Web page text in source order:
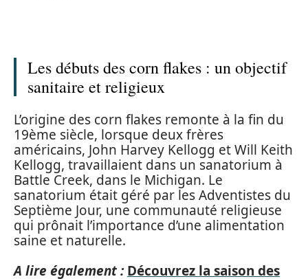
Les débuts des corn flakes : un objectif
sanitaire et religieux
L’origine des corn flakes remonte à la fin du
19ème siècle, lorsque deux frères
américains, John Harvey Kellogg et Will Keith
Kellogg, travaillaient dans un sanatorium à
Battle Creek, dans le Michigan. Le
sanatorium était géré par les Adventistes du
Septième Jour, une communauté religieuse
qui prônait l’importance d’une alimentation
saine et naturelle.
A lire également : Découvrez la saison des